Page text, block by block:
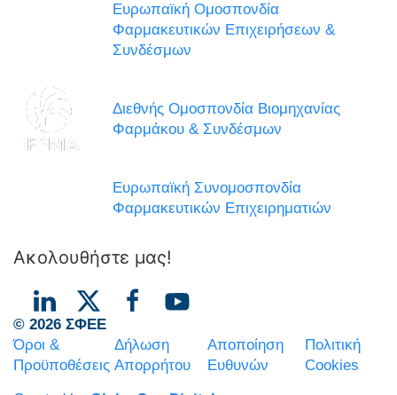
Ευρωπαϊκή Ομοσπονδία
Φαρμακευτικών Επιχειρήσεων &
Συνδέσμων
Διεθνής Ομοσπονδία Βιομηχανίας
Φαρμάκου & Συνδέσμων
Ευρωπαϊκή Συνομοσπονδία
Φαρμακευτικών Επιχειρηματιών
Ακολουθήστε μας!
© 2026 ΣΦΕΕ
Όροι &
Προϋποθέσεις
Δήλωση
Απορρήτου
Αποποίηση
Ευθυνών
Πολιτική
Cookies